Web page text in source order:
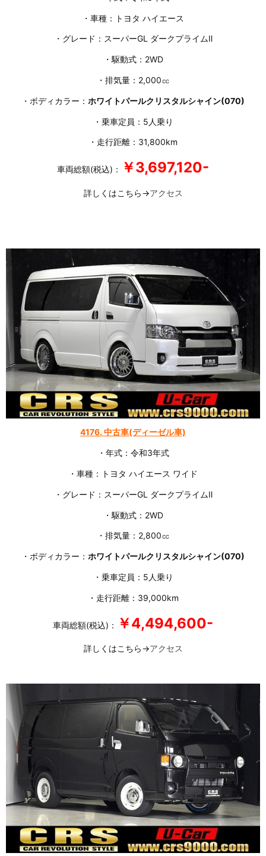
・車種：トヨタ ハイエース
・グレード：スーパーGL ダークプライムⅡ
・駆動式：2WD
・排気量：2,000㏄
・ボディカラー： ホワイトパールクリスタルシャイン(070)
・乗車定員：5人乗り
・走行距離：31,800km
車両総額(税込)： ￥3,697,120-
詳しくはこちら→アクセス
4176.中古車(ディーゼル車)
・年式：令和3年式
・車種：トヨタ ハイエース ワイド
・グレード：スーパーGL ダークプライムⅡ
・駆動式：2WD
・排気量：2,800㏄
・ボディカラー： ホワイトパールクリスタルシャイン(070)
・乗車定員：5人乗り
・走行距離：39,000km
車両総額(税込)： ￥4,494,600-
詳しくはこちら→アクセス